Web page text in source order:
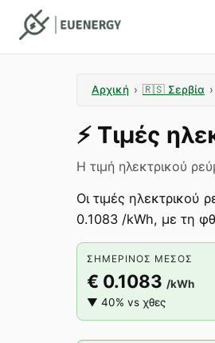
Αρχική › 🇷🇸 Σερβία ›
⚡️ Τιμές
Η τιμή ηλεκτρικού
Οι τιμές ηλεκτρικού
0.1083 /kWh, με τη
ΣΗΜΕΡΙΝΌΣ ΜΈΣΟΣ
€ 0.1083 /kWh
▼ 40% vs χθες